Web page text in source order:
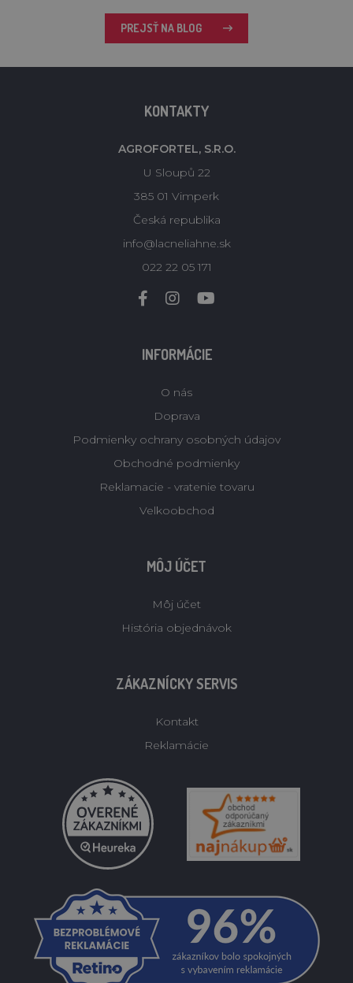
PREJSŤ NA BLOG
KONTAKTY
AGROFORTEL, S.R.O.
U Sloupů 22
385 01 Vimperk
Česká republika
info@lacneliahne.sk
022 22 05 171
INFORMÁCIE
O nás
Doprava
Podmienky ochrany osobných údajov
Obchodné podmienky
Reklamacie - vratenie tovaru
Velkoobchod
MÔJ ÚČET
Môj účet
História objednávok
ZÁKAZNÍCKY SERVIS
Kontakt
Reklamácie